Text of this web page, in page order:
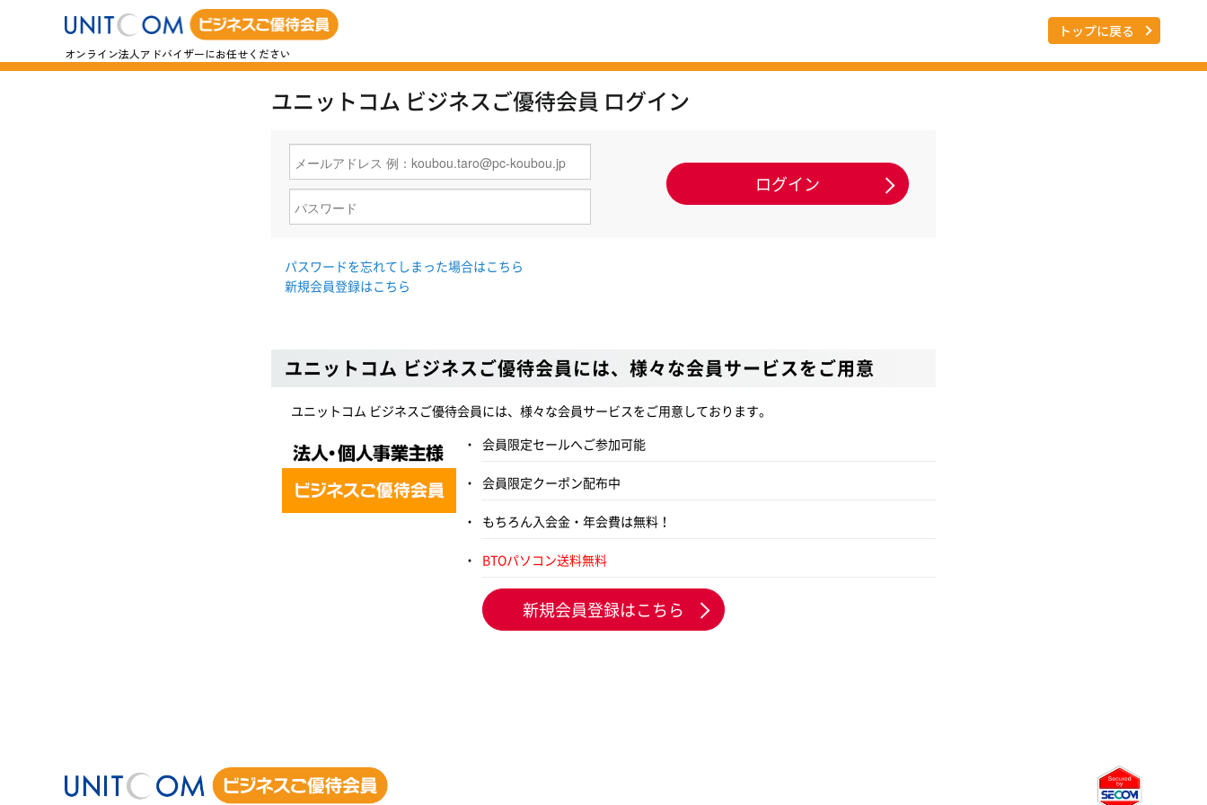
オンライン法人アドバイザーにお任せください
トップに戻る
ユニットコム ビジネスご優待会員 ログイン
パスワードを忘れてしまった場合はこちら
新規会員登録はこちら
ユニットコム ビジネスご優待会員には、様々な会員サービスをご用意
ユニットコム ビジネスご優待会員には、様々な会員サービスをご用意しております。
会員限定セールへご参加可能
会員限定クーポン配布中
もちろん入会金・年会費は無料！
BTOパソコン送料無料
新規会員登録はこちら